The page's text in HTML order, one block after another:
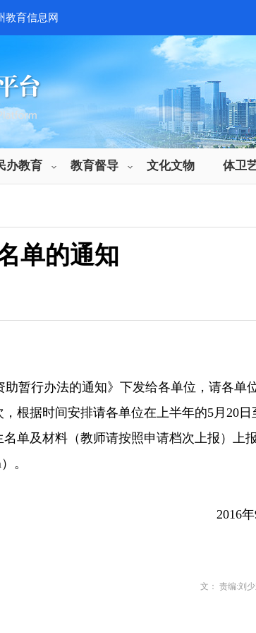
教育信息网
办教育 教育督导 文化文物 体卫
单的通知
暂行办法的通知》下发给各单位，请各单
根据时间安排请各单位在上半年的5月20日
单及材料（教师请按照申请档次上报）上
）。
2016
文： 责编:刘